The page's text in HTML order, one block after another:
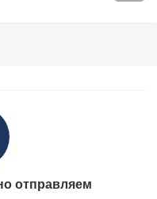
отправляем